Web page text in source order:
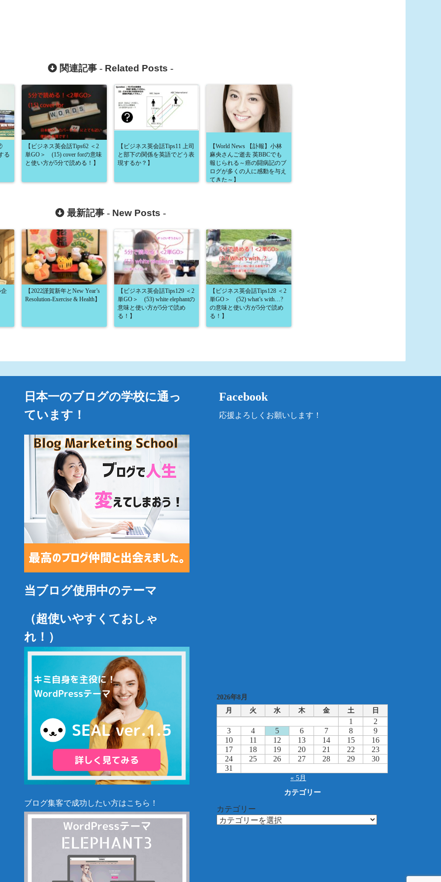
関連記事 - Related Posts -
る
【ビジネス英会話Tips62 ＜2
単GO＞ (15) cover forの意味
と使い方が5分で読める！】
【ビジネス英会話Tips11 上司
と部下の関係を英語でどう表
現するか？】
【World News 【訃報】小林
麻央さんご逝去 英BBCでも
報じられる～癌の闘病記のブ
ログが多くの人に感動を与え
てきた～】
最新記事 - New Posts -
企
【2022謹賀新年とNew Year’s
Resolution-Exercise & Health】
【ビジネス英会話Tips129 ＜2
単GO＞ (53) white elephantの
意味と使い方が5分で読め
る！】
【ビジネス英会話Tips128 ＜2
単GO＞ (52) what’s with…?
の意味と使い方が5分で読め
る！】
日本一のブログの学校に通っ
ています！
当ブログ使用中のテーマ
（超使いやすくておしゃ
れ！）
ブログ集客で成功したい方はこちら！
Facebook
応援よろしくお願いします！
2026年8月
月
火 水 木 金 土 日
1
2
3
4 5 6 7 8
9
10
11 12 13 14 15
16
17
18 19 20 21 22
23
24
25 26 27 28 29
30
31
« 5月
カテゴリー
カテゴリー